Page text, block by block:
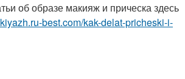
об образе макияж и прическа здесь
best.com/kak-delat-pricheski-i-